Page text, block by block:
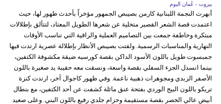
بيروت - عُمان اليوم
أبهرت النجمة اللبنانية كارمن بصيبص الجمهور مؤخراً بأحدث ظهور لها، حيث
اعتمدت قصة الشعر القصير متخلية عن شعرها الطويل المعتاد، لتتألق بإطلالات
مبتكرة وخاطفة جمعت بين التصاميم العملية والراقية التي تناسب الأوقات
النهارية والمناسبات الرسمية. ولفتت بصيبص الأنظار بإطلالة عصرية ارتدت فيها
جمبسوت طويل باللون الأسود الداكن بقصة كورسيه ضيقة مكشوفة الكتفين،
بينما انسدل الجزء السفلي بقصة واسعة، ونسقت معه حقيبة يد صغيرة باللون
الأصفر الزبدي ومجوهرات ذهبية ناعمة. وفي ظهور كاجوال آخر، ارتدت كنزة
تريكو باللون البيج الوردي بفتحة عنق مائلة كشفت عن أحد الكتفين، مع بنطال
أبيض عالي الخصر بقصة مستقيمة وحزام جلدي رفيع باللون البني. وعلى صعيد